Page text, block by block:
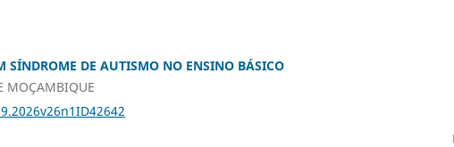
SÍNDROME DE AUTISMO NO ENSINO BÁSICO
MOÇAMBIQUE